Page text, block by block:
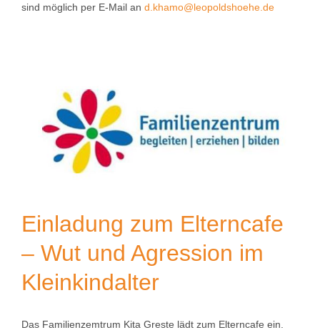
sind möglich per E-Mail an d.khamo@leopoldshoehe.de
Einladung zum Elterncafe
– Wut und Agression im
Kleinkindalter
Das Familienzemtrum Kita Greste lädt zum Elterncafe ein.